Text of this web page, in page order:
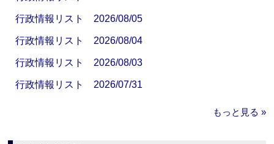
行政情報リスト 2026/08/05
行政情報リスト 2026/08/04
行政情報リスト 2026/08/03
行政情報リスト 2026/07/31
もっと見る »